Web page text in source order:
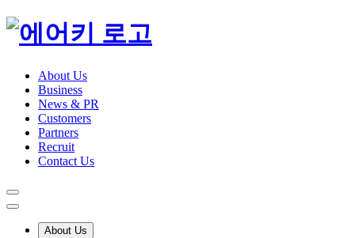
About Us
Business
News & PR
Customers
Partners
Recruit
Contact Us
About Us